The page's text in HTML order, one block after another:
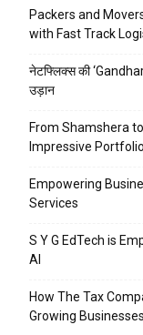
Packers and
with Fast Track
नेटफ्लिक्स की
उड़ान
From Shamshera
Impressive Portfolio
Empowering
Services
S Y G EdTech is
AI
How The Tax
Growing Businesses